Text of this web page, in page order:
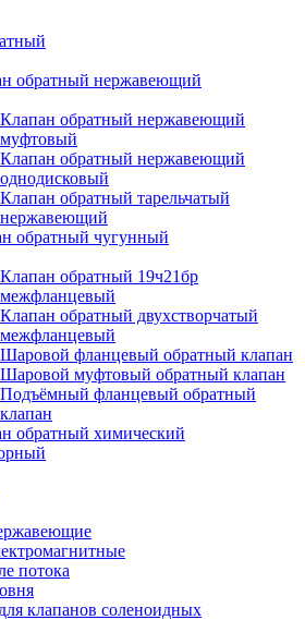
обратный нержавеющий
Клапан обратный нержавеющий
муфтовый
Клапан обратный нержавеющий
однодисковый
Клапан обратный тарельчатый
нержавеющий
обратный чугунный
Клапан обратный 19ч21бр
межфланцевый
Клапан обратный двухстворчатый
межфланцевый
Шаровой фланцевый обратный клапан
Шаровой муфтовый обратный клапан
Подъёмный фланцевый обратный
клапан
обратный химический
потока
клапанов соленоидных